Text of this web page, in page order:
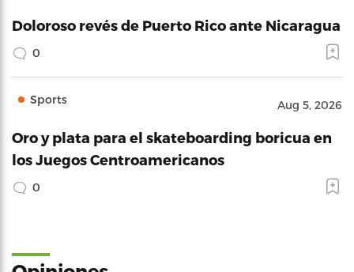
Doloroso revés de Puerto Rico ante Nicaragua
0
Sports Aug 5, 2026
Oro y plata para el skateboarding boricua en
los Juegos Centroamericanos
0